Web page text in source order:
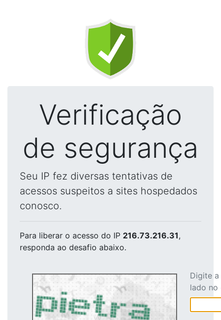
Verificação
de segurança
Seu IP fez diversas tentativas de
acessos suspeitos a sites hospedados
conosco.
Para liberar o acesso do IP 216.73.216.31,
responda ao desafio abaixo.
Digite
lado no